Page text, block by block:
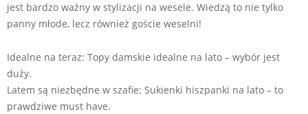
jest bardzo ważny w stylizacji na wesele. Wiedzą to nie tylko
panny młode, lecz również goście weselni!
Idealne na teraz: Topy damskie idealne na lato – wybór jest
duży.
Latem są niezbędne w szafie: Sukienki hiszpanki na lato – to
prawdziwe must have.